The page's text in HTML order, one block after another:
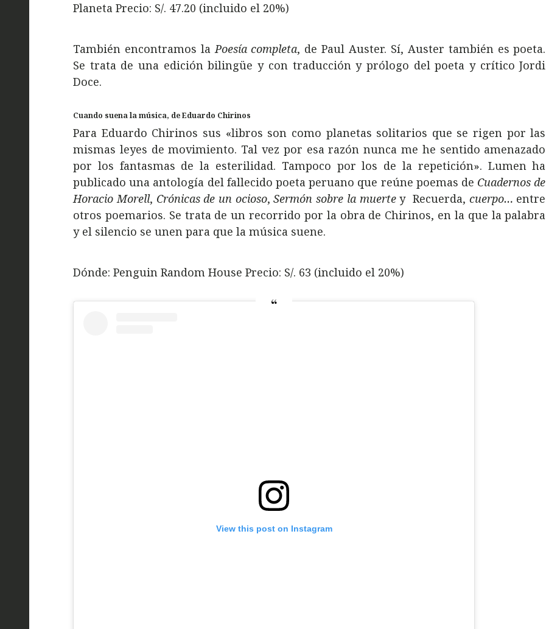
Planeta Precio: S/. 47.20 (incluido el 20%)
También encontramos laPoesía completa, de Paul Auster. Sí, Auster también es poeta.
Se trata de una edición bilingüe y con traducción y prólogo del poeta y crítico Jordi
Doce.
Cuando suena la música, de Eduardo Chirinos
Para Eduardo Chirinos sus «libros son como planetas solitarios que se rigen por las
mismas leyes de movimiento. Tal vez por esa razón nunca me he sentido amenazado
por los fantasmas de la esterilidad. Tampoco por los de la repetición». Lumen ha
publicado una antología del fallecido poeta peruano que reúne poemas de Cuadernos de
Horacio Morell, Crónicas de un ocioso,Sermón sobre la muertey Recuerda, cuerpo… entre
otros poemarios. Se trata de un recorrido por la obra de Chirinos, en la que la palabra
y el silencio se unen para que la música suene.
Dónde: Penguin Random House Precio: S/. 63 (incluido el 20%)
View this post on Instagram